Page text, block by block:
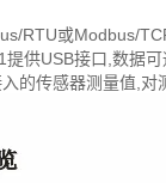
RTU或Modbus/
供USB接口,数据
的传感器测量值,